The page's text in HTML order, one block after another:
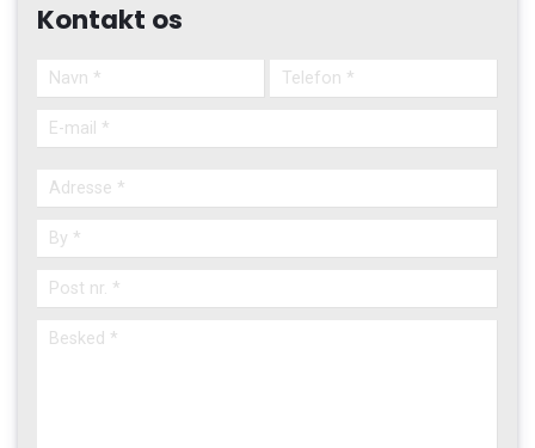
Kontakt os
Adresse
Adresse
By
Post